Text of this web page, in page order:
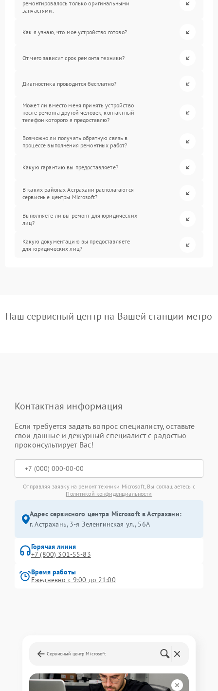
ремонтировалось только оригинальными
запчастями.
Как я узнаю, что мое устройство готово?
От чего зависит срок ремонта техники?
Диагностика проводится бесплатно?
Может ли вместо меня принять устройство
после ремонта другой человек, контактный
телефон которого я предоставлю?
Возможно ли получать обратную связь в
процессе выполнения ремонтных работ?
Какую гарантию вы предоставляете?
В каких районах Астрахани располагаются
сервисные центры Microsoft?
Выполняете ли вы ремонт для юридических
лиц?
Какую документацию вы предоставляете
для юридических лиц?
Наш сервисный центр на Вашей станции метро
Контактная информация
Если требуется задать вопрос специалисту, оставьте
свои данные и дежурный специалист с радостью
проконсультирует Вас!
Отправляя заявку на ремонт техники Microsoft, Вы соглашаетесь с
Политикой конфиденциальности
Адрес сервисного центра Microsoft в Астрахани:
г. Астрахань, 3-я Зеленгинская ул., 56А
Горячая линия
+7 (800) 301-55-83
Время работы
Ежедневно с 9:00 до 21:00
Сервисный центр Microsoft